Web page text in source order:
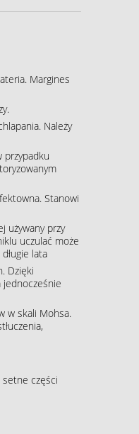
Margines
Należy
przypadku
Stanowi
używany przy
uczulać może
lata
Dzięki
jednocześnie
w skali Mohsa.
części